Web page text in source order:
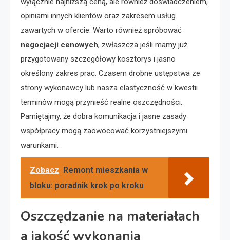
opiniami innych klientów oraz zakresem usług
zawartych w ofercie. Warto również spróbować
negocjacji cenowych, zwłaszcza jeśli mamy już
przygotowany szczegółowy kosztorys i jasno
określony zakres prac. Czasem drobne ustępstwa ze
strony wykonawcy lub nasza elastyczność w kwestii
terminów mogą przynieść realne oszczędności.
Pamiętajmy, że dobra komunikacja i jasne zasady
współpracy mogą zaowocować korzystniejszymi
warunkami.
Zobacz
Remont mieszkania w
bloku: poradnik krok po kroku
Oszczędzanie na materiałach
a jakość wykonania